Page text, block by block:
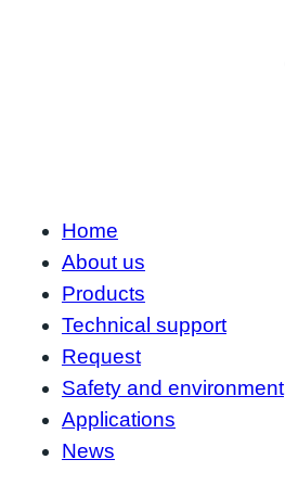
Home
About us
Products
Technical support
Request
Safety and environment
Applications
News